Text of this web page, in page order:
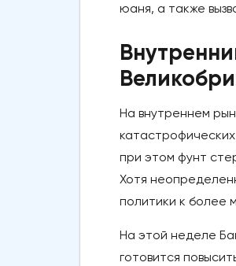
юаня, а также
На внутреннем
при этом фунт
Хотя
политики к более
На этой неделе
готовится